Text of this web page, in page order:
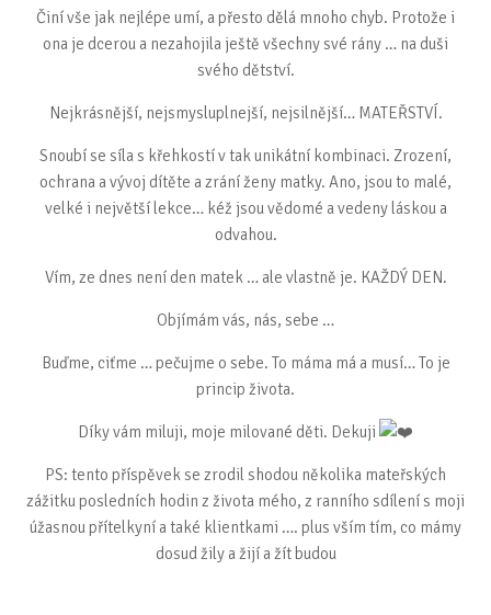
Činí vše jak nejlépe umí, a přesto dělá mnoho chyb. Protože i
ona je dcerou a nezahojila ještě všechny své rány … na duši
svého dětství.
Nejkrásnější, nejsmysluplnejší, nejsilnější… MATEŘSTVÍ.
Snoubí se síla s křehkostí v tak unikátní kombinaci. Zrození,
ochrana a vývoj dítěte a zrání ženy matky. Ano, jsou to malé,
velké i největší lekce… kéž jsou vědomé a vedeny láskou a
odvahou.
Vím, ze dnes není den matek … ale vlastně je. KAŽDÝ DEN.
Objímám vás, nás, sebe …
Buďme, ciťme … pečujme o sebe. To máma má a musí… To je
princip života.
Díky vám miluji, moje milované děti. Dekuji
PS: tento příspěvek se zrodil shodou několika mateřských
zážitku posledních hodin z života mého, z ranního sdílení s moji
úžasnou přítelkyní a také klientkami …. plus vším tím, co mámy
dosud žily a žijí a žít budou